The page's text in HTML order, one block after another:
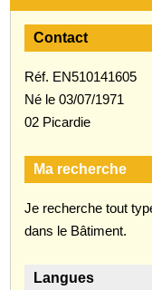
Contact
Réf. EN510141605
Né le 03/07/1971
02 Picardie
Ma recherche
Je recherche tout
dans le Bâtiment.
Langues